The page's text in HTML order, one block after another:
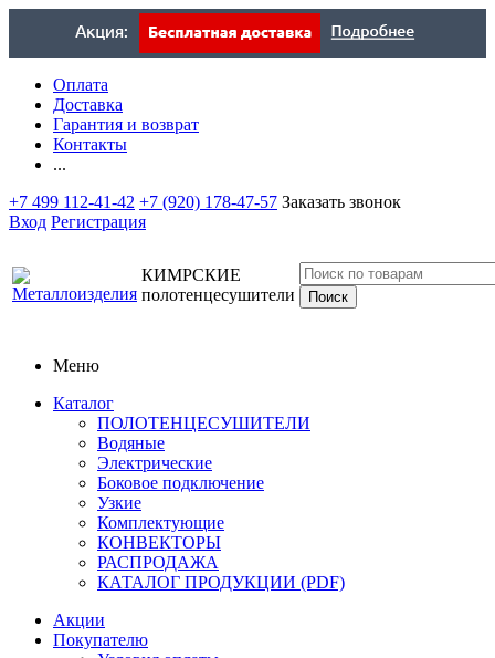
Оплата
Доставка
Гарантия и возврат
Контакты
...
+7 499 112-41-42 +7 (920) 178-47-57 Заказать звонок
Вход Регистрация
КИМРСКИЕ
полотенцесушители
Меню
Каталог
ПОЛОТЕНЦЕСУШИТЕЛИ
Водяные
Электрические
Боковое подключение
Узкие
Комплектующие
КОНВЕКТОРЫ
РАСПРОДАЖА
КАТАЛОГ ПРОДУКЦИИ (PDF)
Акции
Покупателю